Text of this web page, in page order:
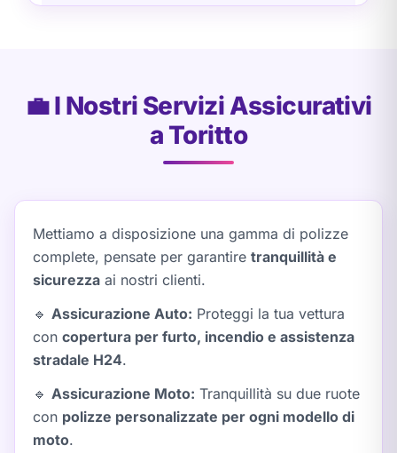
💼 I Nostri Servizi Assicurativi
a Toritto
Mettiamo a disposizione una gamma di polizze
complete, pensate per garantire tranquillità e
sicurezza ai nostri clienti.
🔹 Assicurazione Auto: Proteggi la tua vettura
con copertura per furto, incendio e assistenza
stradale H24.
🔹 Assicurazione Moto: Tranquillità su due ruote
con polizze personalizzate per ogni modello di
moto.